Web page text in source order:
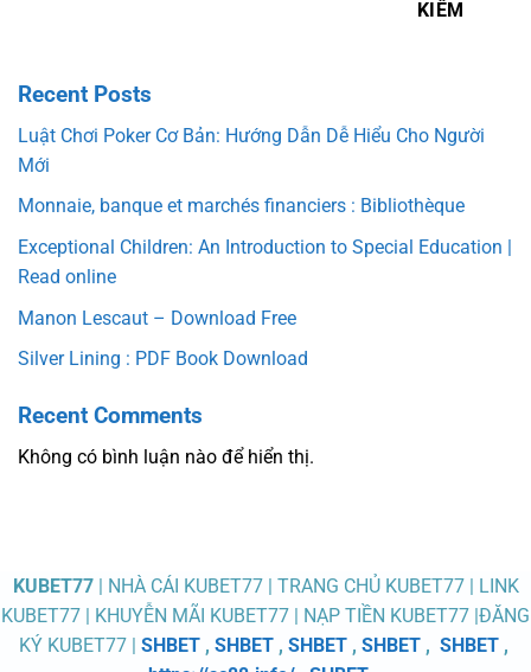
KIẾM
Recent Posts
Luật Chơi Poker Cơ Bản: Hướng Dẫn Dễ Hiểu Cho Người
Mới
Monnaie, banque et marchés financiers : Bibliothèque
Exceptional Children: An Introduction to Special Education |
Read online
Manon Lescaut – Download Free
Silver Lining : PDF Book Download
Recent Comments
Không có bình luận nào để hiển thị.
KUBET77| NHÀ CÁI KUBET77 | TRANG CHỦ KUBET77 | LINK
KUBET77 | KHUYỄN MÃI KUBET77 | NẠP TIỀN KUBET77 |ĐĂNG
KÝ KUBET77 | SHBET, SHBET, SHBET, SHBET, SHBET,